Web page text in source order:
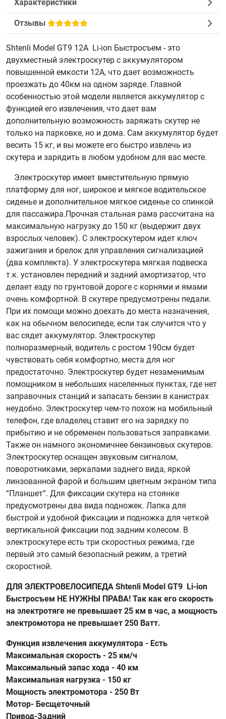
Характеристики
Отзывы
Shtenli Model GT9 12A Li-ion Быстросъем - это
двухместный электроскутер с аккумулятором
повышенной емкости 12А, что дает возможность
проезжать до 40км на одном заряде. Главной
особенностью этой модели является аккумулятор с
функцией его извлечения, что дает вам
дополнительную возможность заряжать скутер не
только на парковке, но и дома. Сам аккумулятор будет
весить 15 кг, и вы можете его быстро извлечь из
скутера и зарядить в любом удобном для вас месте.
Электроскутер имеет вместительную прямую
платформу для ног, широкое и мягкое водительское
сиденье и дополнительное мягкое сиденье со спинкой
для пассажира.Прочная стальная рама рассчитана на
максимальную нагрузку до 150 кг (выдержит двух
взрослых человек). С электроскутером идет ключ
зажигания и брелок для управления сигнализацией
(два комплекта). У электроскутера мягкая подвеска
т.к. установлен передний и задний амортизатор, что
делает езду по грунтовой дороге с корнями и ямами
очень комфортной. В скутере предусмотрены педали.
При их помощи можно доехать до места назначения,
как на обычном велосипеде, если так случится что у
вас сядет аккумулятор. Электроскутер
полноразмерный, водитель с ростом 190см будет
чувствовать себя комфортно, места для ног
предостаточно. Электроскутер будет незаменимым
помощником в небольших населенных пунктах, где нет
заправочных станций и запасать бензин в канистрах
неудобно. Электроскутер чем-то похож на мобильный
телефон, где владелец ставит его на зарядку по
прибытию и не обременен пользоваться заправками.
Также он намного экономичнее бензиновых скутеров.
Электроскутер оснащен звуковым сигналом,
поворотниками, зеркалами заднего вида, яркой
линзованной фарой и большим цветным экраном типа
“Планшет”. Для фиксации скутера на стоянке
предусмотрены два вида подножек. Лапка для
быстрой и удобной фиксации и подножка для четкой
вертикальной фиксации под задним колесом. В
электроскутере есть три скоростных режима, где
первый это самый безопасный режим, а третий
скоростной.
ДЛЯ ЭЛЕКТРОВЕЛОСИПЕДА Shtenli Model GT9 Li-ion
Быстросъем НЕ НУЖНЫ ПРАВА! Так как его скорость
на электротяге не превышает 25 км в час, а мощность
электромотора не превышает 250 Ватт.
Функция извлечения аккумулятора - Есть
Максимальная скорость - 25 км/ч
Максимальный запас хода - 40 км
Максимальная нагрузка - 150 кг
Мощность электромотора - 250 Вт
Мотор- Бесщеточный
Привод-Задний